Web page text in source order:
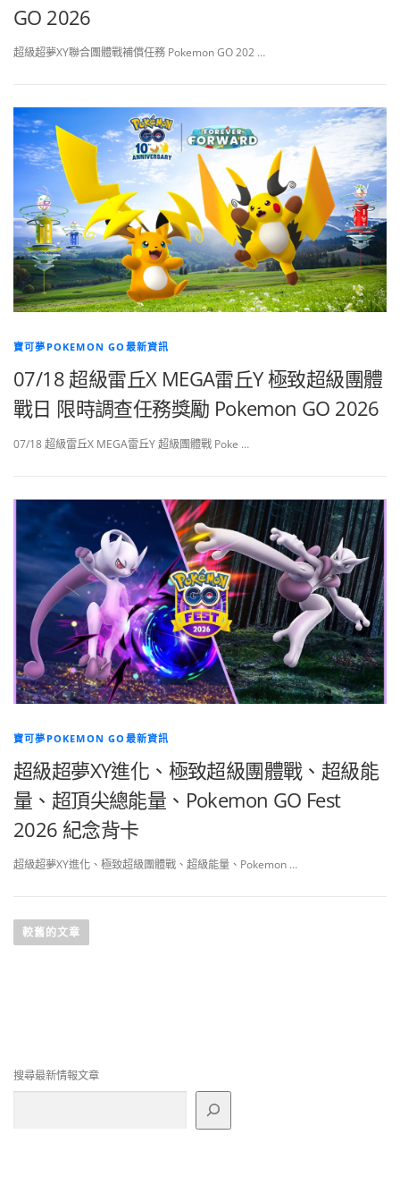
GO 2026
超級超夢XY聯合團體戰補償任務 Pokemon GO 202 …
寶可夢POKEMON GO最新資訊
07/18 超級雷丘X MEGA雷丘Y 極致超級團體
戰日 限時調查任務獎勵 Pokemon GO 2026
07/18 超級雷丘X MEGA雷丘Y 超級團體戰 Poke …
寶可夢POKEMON GO最新資訊
超級超夢XY進化、極致超級團體戰、超級能
量、超頂尖總能量、Pokemon GO Fest
2026 紀念背卡
超級超夢XY進化、極致超級團體戰、超級能量、Pokemon …
章
較舊的文章
搜尋最新情報文章